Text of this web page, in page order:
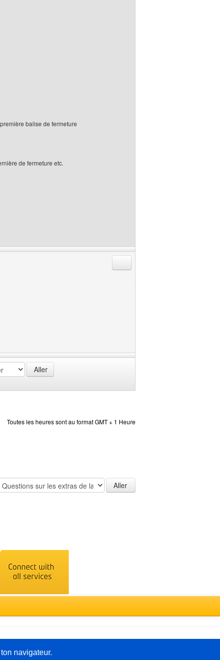
balise de fermeture
de fermeture etc.
Toutes les heures sont au format GMT + 1 Heure
navigateur.